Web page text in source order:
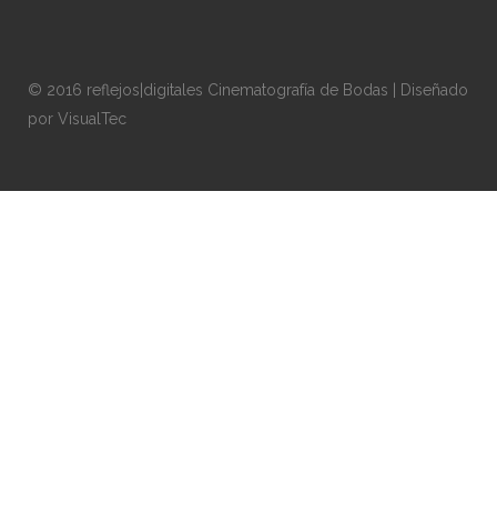
© 2016 reflejos|digitales Cinematografía de Bodas | Diseñado
por VisualTec